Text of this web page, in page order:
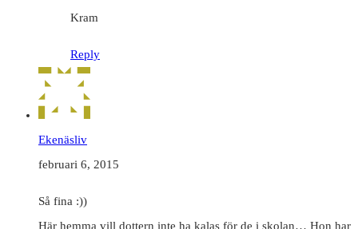
Kram
Reply
Ekenäsliv
februari 6, 2015
Så fina :))
Här hemma vill dottern inte ha kalas för de i skolan… Hon har